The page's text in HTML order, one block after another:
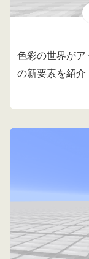
色彩の世界がア
の新要素を紹介